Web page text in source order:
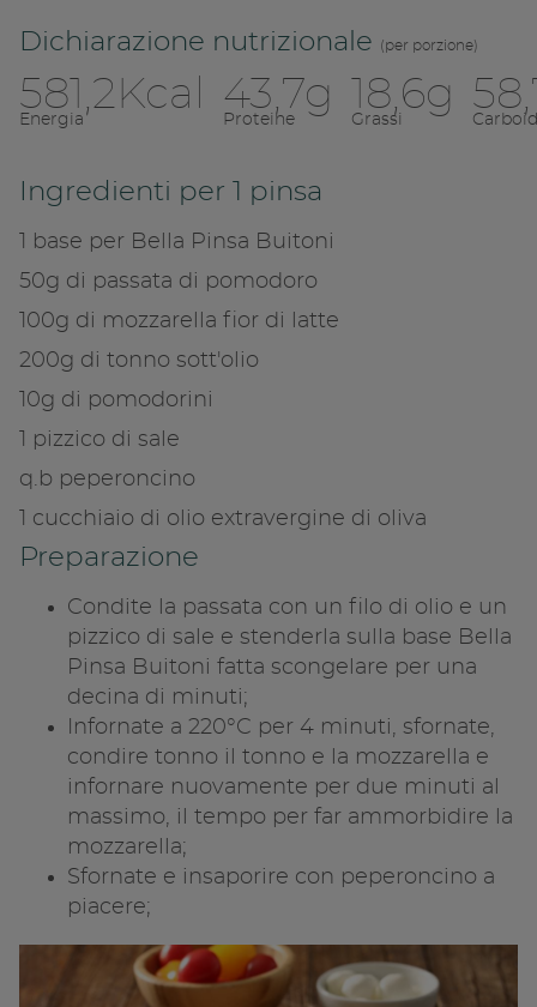
Copia
Dichiarazione nutrizionale (per porzione)
581,2Kcal
Energia
43,7g
Proteine
18,6g
Grassi
Ingredienti per 1 pinsa
1 base per Bella Pinsa Buitoni
50g di passata di pomodoro
100g di mozzarella fior di latte
200g di tonno sott'olio
10g di pomodorini
1 pizzico di sale
q.b peperoncino
1 cucchiaio di olio extravergine di oliva
Preparazione
Condite la passata con un filo di olio e un
pizzico di sale e stenderla sulla base Bella
Pinsa Buitoni fatta scongelare per una
decina di minuti;
Infornate a 220°C per 4 minuti, sfornate,
condire tonno il tonno e la mozzarella e
infornare nuovamente per due minuti al
massimo, il tempo per far ammorbidire la
mozzarella;
Sfornate e insaporire con peperoncino a
piacere;